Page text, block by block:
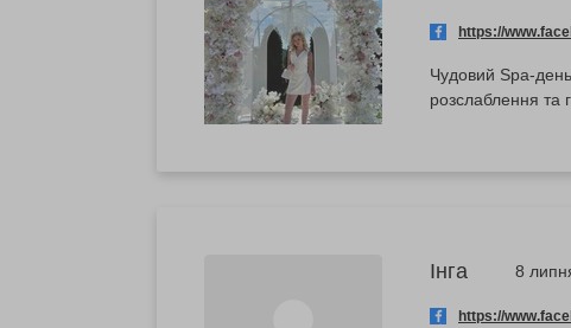
https://
Чудовий Spa-
розслаблення та
Інга 8
https://